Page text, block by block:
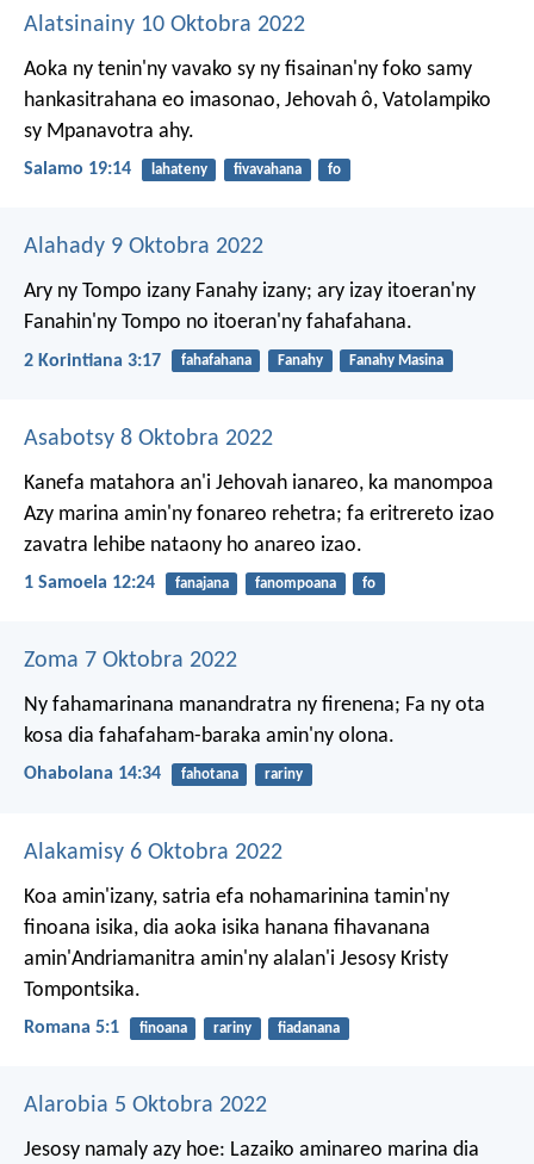
Alatsinainy 10 Oktobra 2022
Aoka ny tenin'ny vavako sy ny fisainan'ny foko samy
hankasitrahana eo imasonao, Jehovah ô, Vatolampiko
sy Mpanavotra ahy.
Salamo 19:14 lahateny fivavahana fo
Alahady 9 Oktobra 2022
Ary ny Tompo izany Fanahy izany; ary izay itoeran'ny
Fanahin'ny Tompo no itoeran'ny fahafahana.
2 Korintiana 3:17 fahafahana Fanahy Fanahy Masina
Asabotsy 8 Oktobra 2022
Kanefa matahora an'i Jehovah ianareo, ka manompoa
Azy marina amin'ny fonareo rehetra; fa eritrereto izao
zavatra lehibe nataony ho anareo izao.
1 Samoela 12:24 fanajana fanompoana fo
Zoma 7 Oktobra 2022
Ny fahamarinana manandratra ny firenena; Fa ny ota
kosa dia fahafaham-baraka amin'ny olona.
Ohabolana 14:34 fahotana rariny
Alakamisy 6 Oktobra 2022
Koa amin'izany, satria efa nohamarinina tamin'ny
finoana isika, dia aoka isika hanana fihavanana
amin'Andriamanitra amin'ny alalan'i Jesosy Kristy
Tompontsika.
Romana 5:1 finoana rariny fiadanana
Alarobia 5 Oktobra 2022
Jesosy namaly azy hoe: Lazaiko aminareo marina dia